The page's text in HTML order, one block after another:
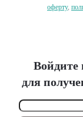
оферту,
Войдите
для